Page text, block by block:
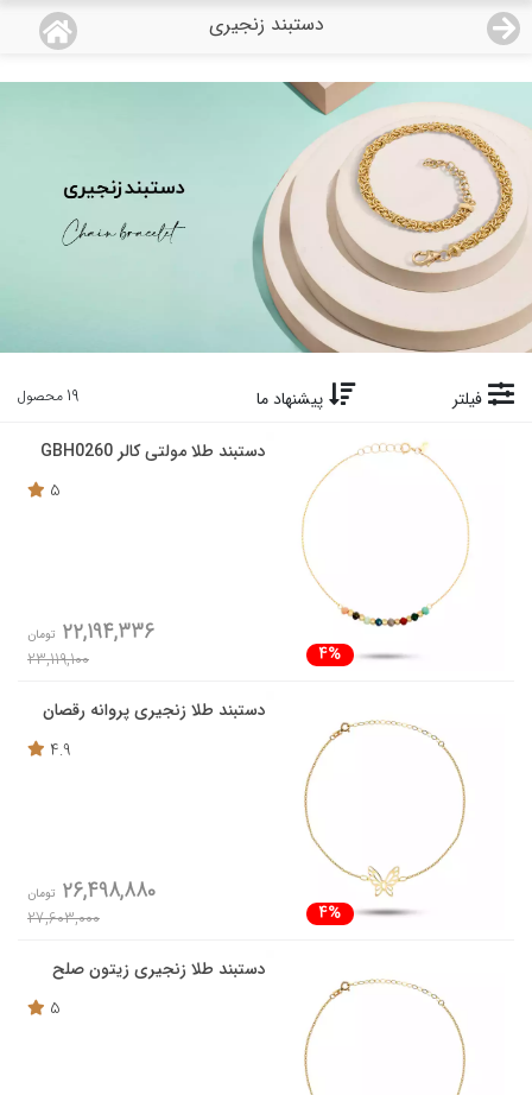
دستبند زنجیری
منو
صفحه اصلی
دسته بندی محصولات
نمایندگی ها
درباره ما
اعطای نمایندگی
تماس با ما
فیلتر پیشنهاد ما 19 محصول
دستبند طلا مولتی کالر GBH0260
5
4%
22,194,336 تومان
23,119,100
دستبند طلا زنجیری پروانه رقصان
4.9
4%
26,498,880 تومان
27,603,000
دستبند طلا زنجیری زیتون صلح
5